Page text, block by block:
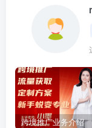
跨境推广业务介绍